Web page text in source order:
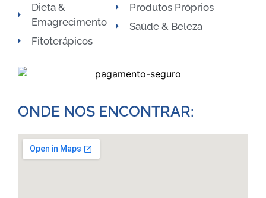
Dieta &
Emagrecimento
Fitoterápicos
Produtos Próprios
Saúde & Beleza
ONDE NOS ENCONTRAR:​